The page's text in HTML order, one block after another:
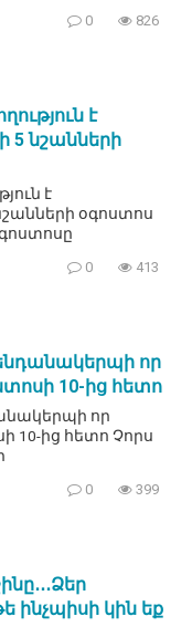
0 826
է
5 նշանների
է
օգոստոս
0 413
որ
10-ից հետո
որ
10-ից հետո Չորս
0 399
ինչպիսի կին եք